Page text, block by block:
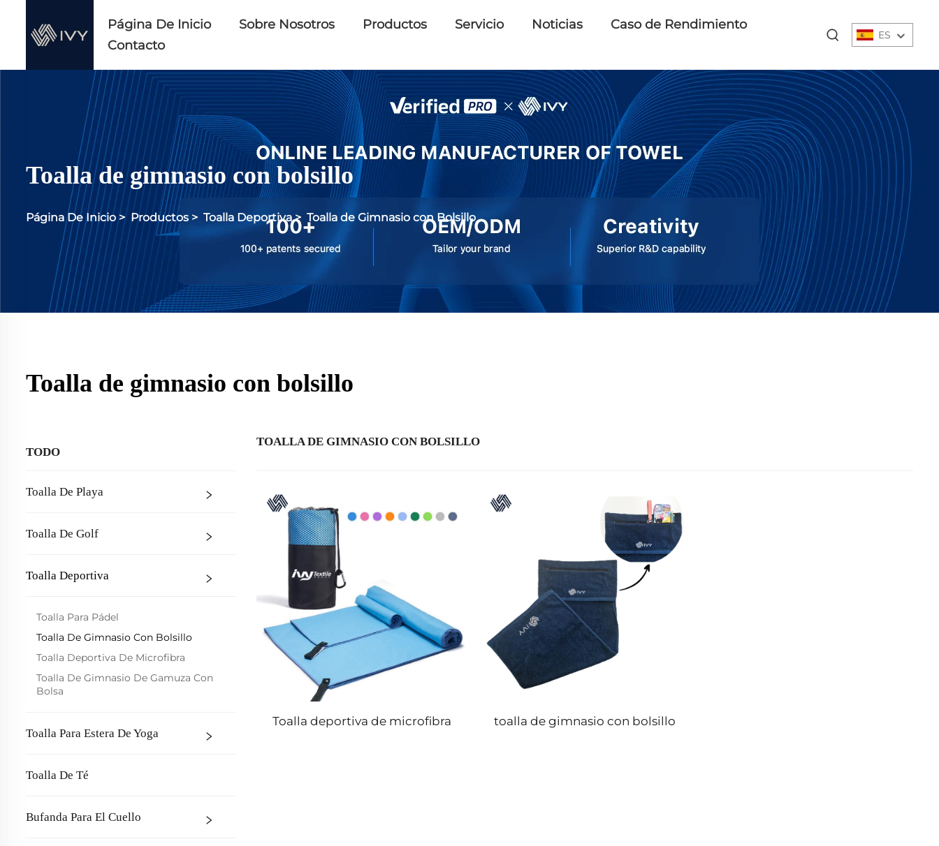
Página De Inicio Sobre Nosotros Productos Servicio Noticias
Caso de Rendimiento
Contacto
ES
Toalla de gimnasio con bolsillo
Página De Inicio> Productos > Toalla Deportiva> Toalla de Gimnasio con Bolsillo
Toalla de gimnasio con bolsillo
TODO
Toalla De Playa
Toalla De Golf
Toalla Deportiva
Toalla Para Pádel
Toalla De Gimnasio Con Bolsillo
Toalla Deportiva De Microfibra
Toalla De Gimnasio De Gamuza Con
Bolsa
Toalla Para Estera De Yoga
Toalla De Té
Bufanda Para El Cuello
TOALLA DE GIMNASIO CON BOLSILLO
Toalla deportiva de microfibra toalla de gimnasio con bolsillo